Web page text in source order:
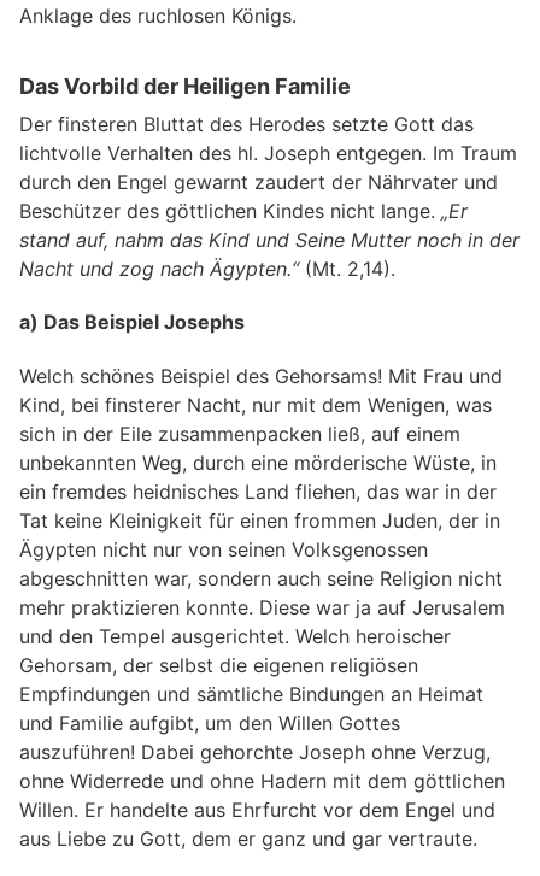
Anklage des ruchlosen Königs.
Das Vorbild der Heiligen Familie
Der finsteren Bluttat des Herodes setzte Gott das
lichtvolle Verhalten des hl. Joseph entgegen. Im Traum
durch den Engel gewarnt zaudert der Nährvater und
Beschützer des göttlichen Kindes nicht lange. „Er
stand auf, nahm das Kind und Seine Mutter noch in der
Nacht und zog nach Ägypten.“(Mt. 2,14).
a) Das Beispiel Josephs
Welch schönes Beispiel des Gehorsams! Mit Frau und
Kind, bei finsterer Nacht, nur mit dem Wenigen, was
sich in der Eile zusammenpacken ließ, auf einem
unbekannten Weg, durch eine mörderische Wüste, in
ein fremdes heidnisches Land fliehen, das war in der
Tat keine Kleinigkeit für einen frommen Juden, der in
Ägypten nicht nur von seinen Volksgenossen
abgeschnitten war, sondern auch seine Religion nicht
mehr praktizieren konnte. Diese war ja auf Jerusalem
und den Tempel ausgerichtet. Welch heroischer
Gehorsam, der selbst die eigenen religiösen
Empfindungen und sämtliche Bindungen an Heimat
und Familie aufgibt, um den Willen Gottes
auszuführen! Dabei gehorchte Joseph ohne Verzug,
ohne Widerrede und ohne Hadern mit dem göttlichen
Willen. Er handelte aus Ehrfurcht vor dem Engel und
aus Liebe zu Gott, dem er ganz und gar vertraute.